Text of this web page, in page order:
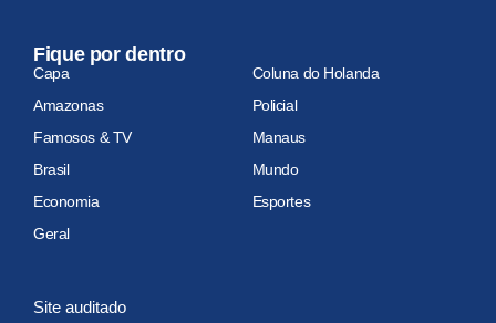
Fique por dentro
Capa
Coluna do Holanda
Amazonas
Policial
Famosos & TV
Manaus
Brasil
Mundo
Economia
Esportes
Geral
Site auditado